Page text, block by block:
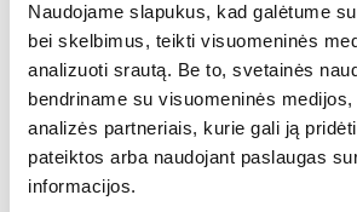
Naudojame slapukus, kad galėtume
bei skelbimus, teikti visuomeninės
analizuoti srautą. Be to, svetainės
bendriname su visuomeninės
analizės partneriais, kurie gali ją
pateiktos arba naudojant paslaugas
informacijos.